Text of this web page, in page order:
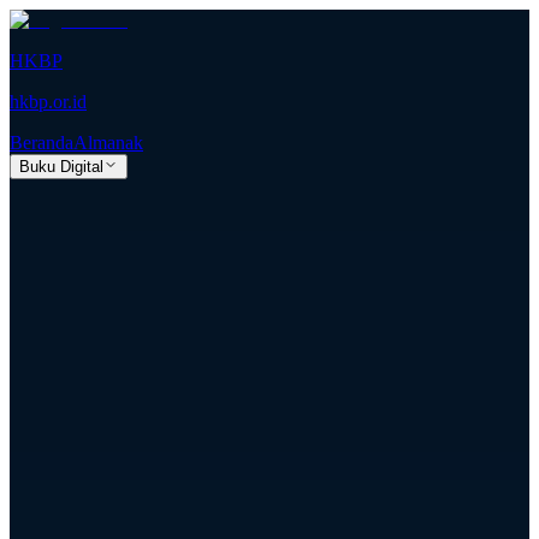
HKBP
hkbp.or.id
BerandaAlmanak
Buku Digital